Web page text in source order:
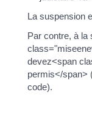
La suspension
Par contre, à la
devez<span
permis</span>
code).